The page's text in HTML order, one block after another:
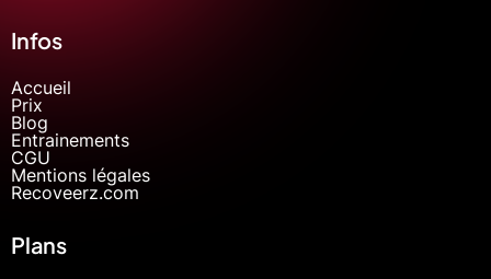
Infos
Accueil
Prix
Blog
Entrainements
CGU
Mentions légales
Recoveerz.com
Plans